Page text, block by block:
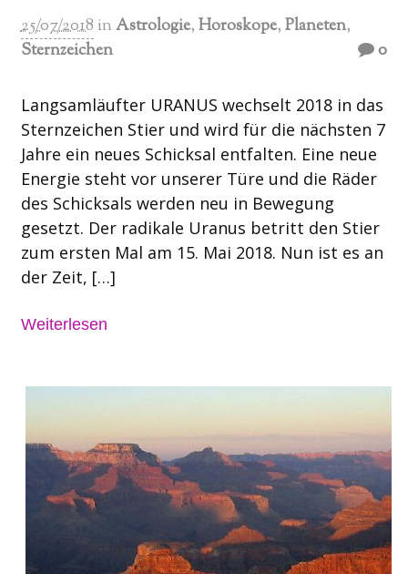
25/07/2018 inAstrologie,Horoskope,Planeten,
Sternzeichen
0
Langsamläufter URANUS wechselt 2018 in das
Sternzeichen Stier und wird für die nächsten 7
Jahre ein neues Schicksal entfalten. Eine neue
Energie steht vor unserer Türe und die Räder
des Schicksals werden neu in Bewegung
gesetzt. Der radikale Uranus betritt den Stier
zum ersten Mal am 15. Mai 2018. Nun ist es an
der Zeit, […]
Weiterlesen